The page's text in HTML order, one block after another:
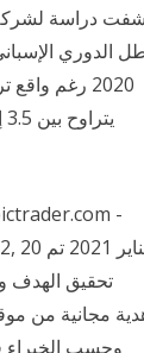
وحسب الخبراء